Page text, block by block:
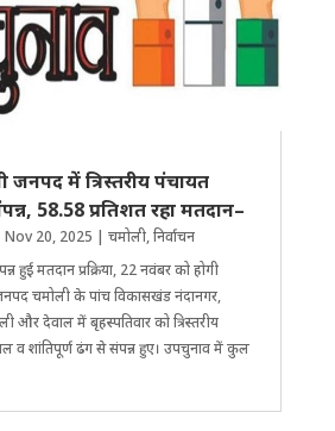
जनपद में त्रिस्तरीय पंचायत
58.58 प्रतिशत रहा मतदान–
Nov 20, 2025 | चमोली,निर्वाचन
हुई मतदान प्रक्रिया, 22 नवंबर को होगी
चमोली के पांच विकासखंड नंदानगर,
और देवाल में बृहस्पतिवार को त्रिस्तरीय
व शांतिपूर्ण ढंग से संपन्न हुए। उपचुनाव में कुल